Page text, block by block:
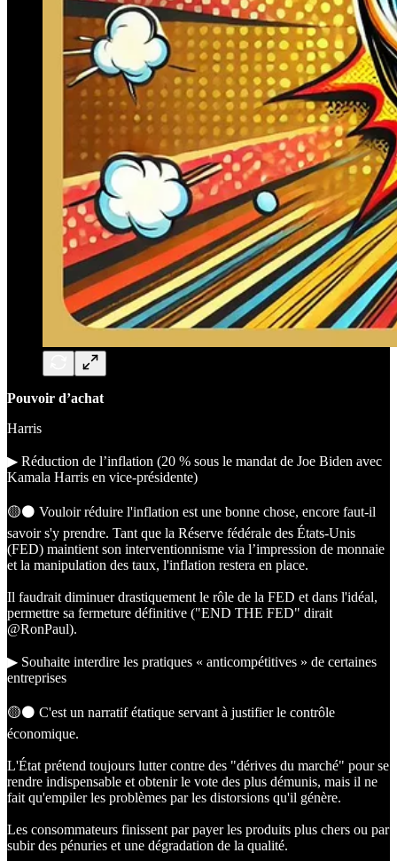
Pouvoir d’achat
Harris
▶︎ Réduction de l’inflation (20 % sous le mandat de Joe Biden avec
Kamala Harris en vice-présidente)
🟡⚫️ Vouloir réduire l'inflation est une bonne chose, encore faut-il
savoir s'y prendre. Tant que la Réserve fédérale des États-Unis
(FED) maintient son interventionnisme via l’impression de monnaie
et la manipulation des taux, l'inflation restera en place.
Il faudrait diminuer drastiquement le rôle de la FED et dans l'idéal,
permettre sa fermeture définitive ("END THE FED" dirait
@RonPaul).
▶︎ Souhaite interdire les pratiques « anticompétitives » de certaines
entreprises
🟡⚫️ C'est un narratif étatique servant à justifier le contrôle
économique.
L'État prétend toujours lutter contre des "dérives du marché" pour se
rendre indispensable et obtenir le vote des plus démunis, mais il ne
fait qu'empiler les problèmes par les distorsions qu'il génère.
Les consommateurs finissent par payer les produits plus chers ou par
subir des pénuries et une dégradation de la qualité.